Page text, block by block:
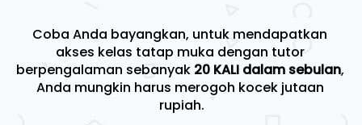
Coba Anda bayangkan, untuk mendapatkan
akses kelas tatap muka dengan tutor
berpengalaman sebanyak 20 KALI dalam sebulan,
Anda mungkin harus merogoh kocek jutaan
rupiah.